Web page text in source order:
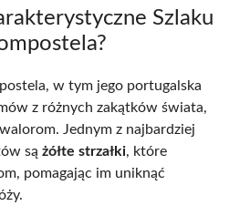
Szlaku
w tym jego portugalska
z różnych zakątków świata,
Jednym z najbardziej
są żółte strzałki, które
pomagając im uniknąć